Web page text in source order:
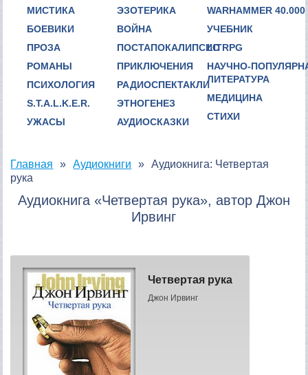
МИСТИКА
БОЕВИКИ
ПРОЗА
РОМАНЫ
ПСИХОЛОГИЯ
S.T.A.L.K.E.R.
УЖАСЫ
ЭЗОТЕРИКА
ВОЙНА
ПОСТАПОКАЛИПСИС
ПРИКЛЮЧЕНИЯ
РАДИОСПЕКТАКЛИ
ЭТНОГЕНЕЗ
АУДИОСКАЗКИ
WARHAMMER 40.000
УЧЕБНИК
LITRPG
НАУЧНО-
ЛИТЕРАТУРА
МЕДИЦИНА
СТИХИ
Главная Аудиокниги
Аудиокнига: Четвертая
рука
Аудиокнига «Четвертая рука», автор Джон
Ирвинг
Четвертая рука
Джон Ирвинг